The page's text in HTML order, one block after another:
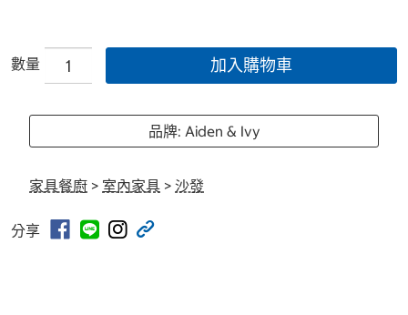
數量 加入購物車
品牌: Aiden & Ivy
家具餐廚 > 室內家具 > 沙發
分享